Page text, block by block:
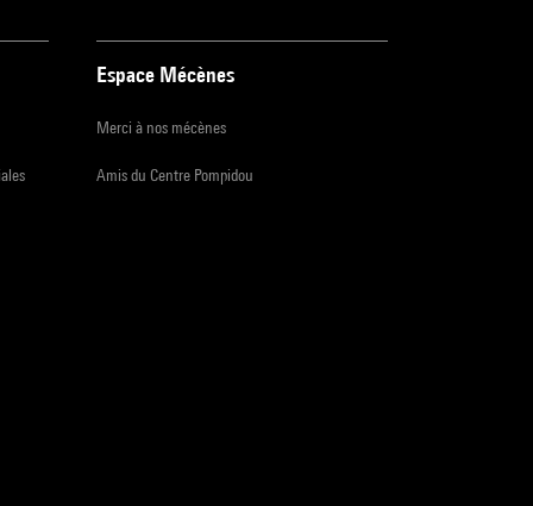
Espace Mécènes
Merci à nos mécènes
Amis du Centre Pompidou